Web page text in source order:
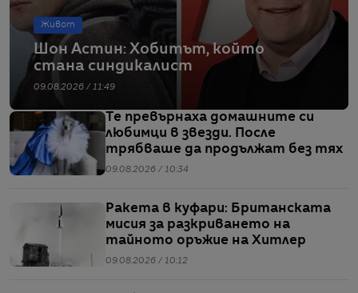
Живот
Шон Астин: Хобитът, който
стана синдикалист
09.08.2026 / 11:49
Те превърнаха домашните си
любимци в звезди. После
трябваше да продължат без тях
09.08.2026 / 10:34
Ракета в куфари: Британската
мисия за разкриването на
тайното оръжие на Хитлер
09.08.2026 / 10:12